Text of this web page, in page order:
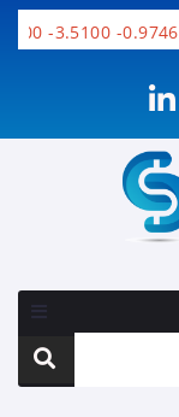
-3.5100 -0.9746%